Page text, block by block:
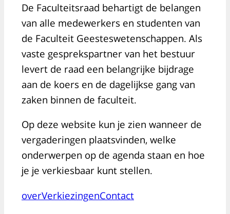
De Faculteitsraad behartigt de belangen
van alle medewerkers en studenten van
de Faculteit Geesteswetenschappen. Als
vaste gesprekspartner van het bestuur
levert de raad een belangrijke bijdrage
aan de koers en de dagelijkse gang van
zaken binnen de faculteit.
Op deze website kun je zien wanneer de
vergaderingen plaatsvinden, welke
onderwerpen op de agenda staan en hoe
je je verkiesbaar kunt stellen.
overVerkiezingenContact